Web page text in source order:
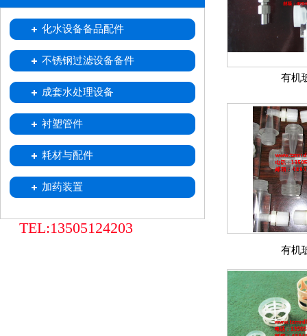
化水设备备品配件
喷射器
不锈钢移动式树脂小车
树脂捕捉器
酸雾吸收器
不锈钢过滤设备备件
中排装置
不锈钢滤水帽
不锈钢滤元
成套水处理设备
衬塑管件
耗材与配件
加药装置
TEL:13505124203
有机
有机